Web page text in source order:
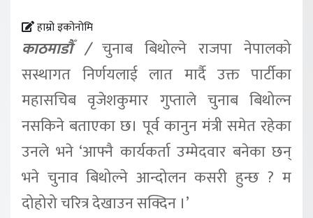
हाम्रो इकोनोमि
काठमाडौँ /चुनाब बिथोल्ने राजपा नेपालको
सस्थागत निर्णयलाई लात मार्दै उक्त पार्टीका
महासचिब वृजेशकुमार गुप्ताले चुनाब बिथोल्न
नसकिने बताएका छ। पूर्व कानुन मंत्री समेत रहेका
उनले भने ‘आफ्नै कार्यकर्ता उम्मेदवार बनेका छन्
भने चुनाव बिथोल्ने आन्दोलन कसरी हुन्छ ? म
दोहोरो चरित्र देखाउन सक्दिन ।’